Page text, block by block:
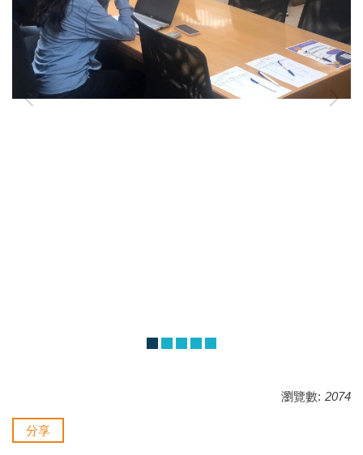
瀏覽數: 2074
分享